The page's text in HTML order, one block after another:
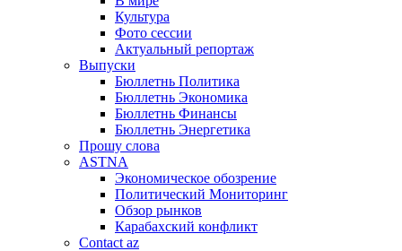
Культура
Фото сессии
Актуальный репортаж
Выпуски
Бюллетнь Политика
Бюллетнь Экономика
Бюллетнь Финансы
Бюллетнь Энергетика
Прошу слова
ASTNA
Экономическое обозрение
Политический Мониторинг
Обзор рынков
Карабахский конфликт
Contact az